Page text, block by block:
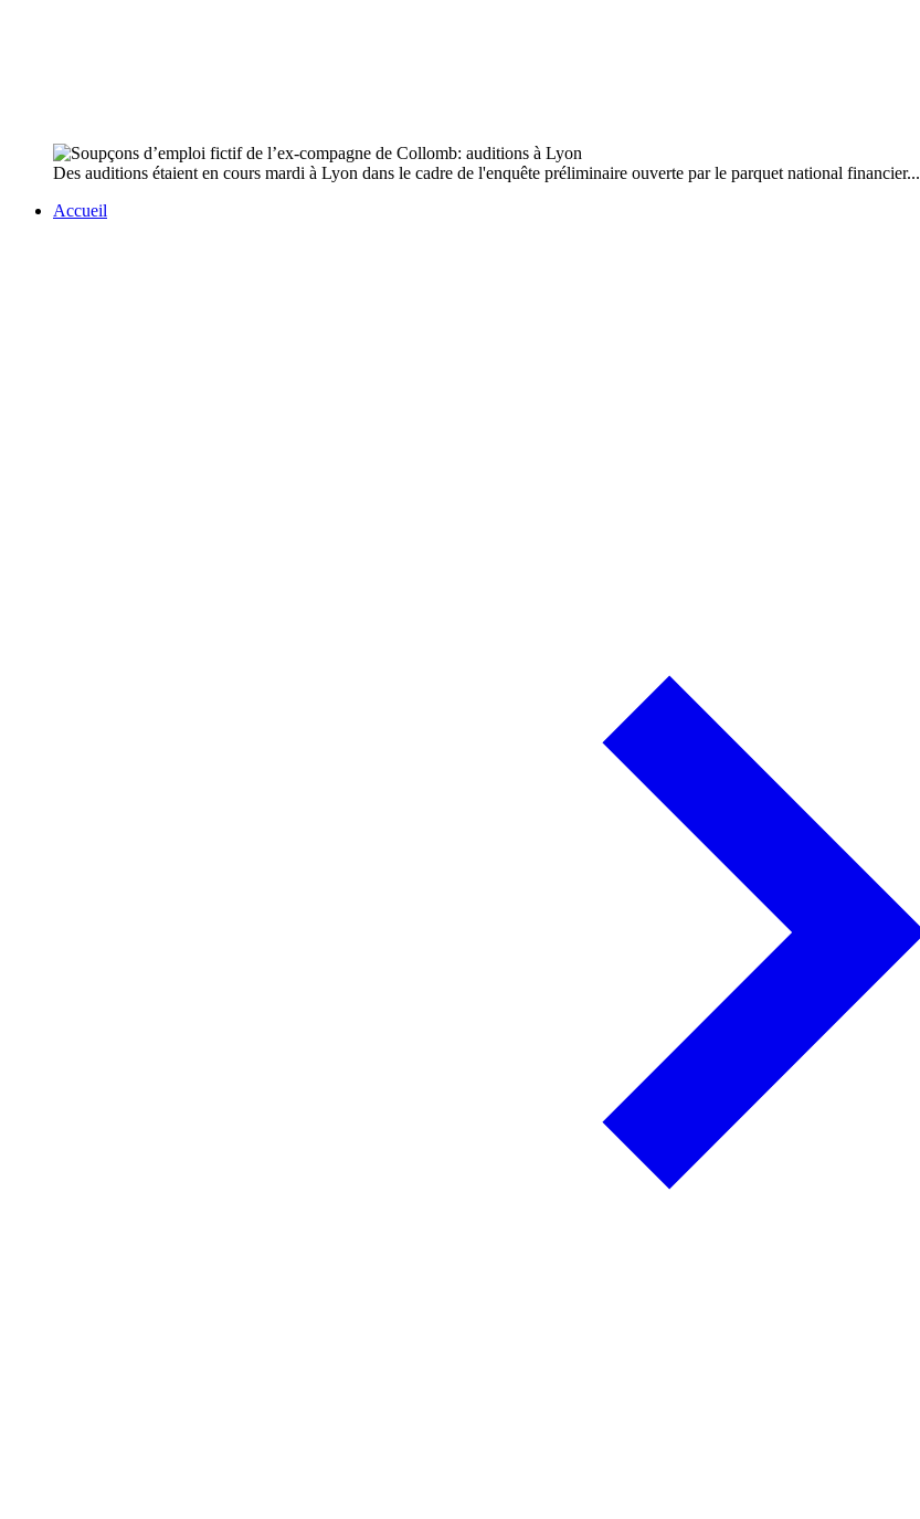
Des auditions étaient en cours mardi à Lyon dans le cadre de l'enquête préliminaire ouverte par le parquet national financier...
Accueil